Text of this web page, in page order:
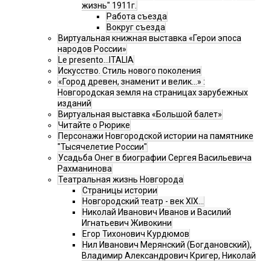
жизнь" 1911г.
Работа съезда
Вокруг съезда
Виртуальная книжная выставка «Герои эпоса
народов России»
Le presento...ITALIA
Искусство. Стиль нового поколения
«Город древен, знаменит и велик…» :
Новгородская земля на страницах зарубежных
изданий
Виртуальная выставка «Большой балет»
Читайте о Рюрике
Персонажи Новгородской истории на памятнике
"Тысячелетие России"
Усадьба Онег в биографии Сергея Васильевича
Рахманинова
Театральная жизнь Новгорода
Страницы истории
Новгородский театр - век XIX…
Николай Иванович Иванов и Василий
Игнатьевич Живокини
Егор Тихонович Курдюмов
Нил Иванович Мерянский (Богдановский),
Владимир Александрович Кригер, Николай